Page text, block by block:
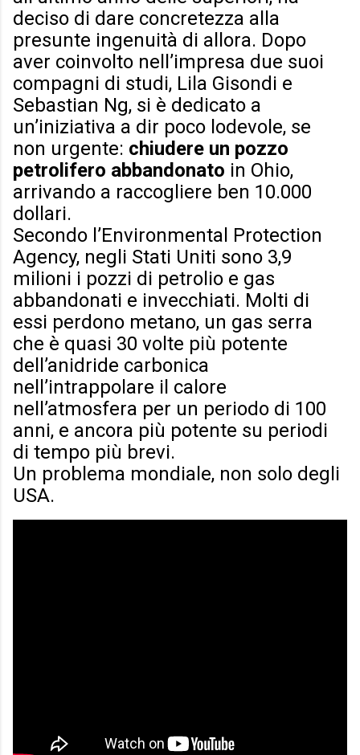
deciso di dare concretezza alla
presunte ingenuità di allora. Dopo
aver coinvolto nell’impresa due suoi
compagni di studi, Lila Gisondi e
Sebastian Ng, si è dedicato a
un’iniziativa a dir poco lodevole, se
non urgente: chiudere un pozzo
petrolifero abbandonato in Ohio,
arrivando a raccogliere ben 10.000
dollari.
Secondo l’Environmental Protection
Agency, negli Stati Uniti sono 3,9
milioni i pozzi di petrolio e gas
abbandonati e invecchiati. Molti di
essi perdono metano, un gas serra
che è quasi 30 volte più potente
dell’anidride carbonica
nell’intrappolare il calore
nell’atmosfera per un periodo di 100
anni, e ancora più potente su periodi
di tempo più brevi.
Un problema mondiale, non solo degli
USA.